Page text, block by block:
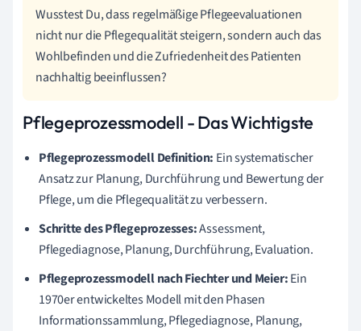
Wusstest Du, dass regelmäßige Pflegeevaluationen
nicht nur die Pflegequalität steigern, sondern auch das
Wohlbefinden und die Zufriedenheit des Patienten
nachhaltig beeinflussen?
Pflegeprozessmodell - Das Wichtigste
Pflegeprozessmodell Definition: Ein systematischer
Ansatz zur Planung, Durchführung und Bewertung der
Pflege, um die Pflegequalität zu verbessern.
Schritte des Pflegeprozesses:Assessment,
Pflegediagnose, Planung, Durchführung, Evaluation.
Pflegeprozessmodell nach Fiechter und Meier:Ein
1970er entwickeltes Modell mit den Phasen
Informationssammlung, Pflegediagnose, Planung,